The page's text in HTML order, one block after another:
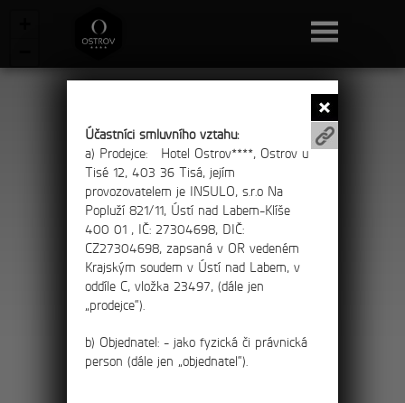
Get route
Účastníci smluvního vztahu:
a) Prodejce: Hotel Ostrov****, Ostrov u
Tisé 12, 403 36 Tisá, jejím
provozovatelem je INSULO, s.r.o Na
Popluží 821/11, Ústí nad Labem-Klíše
400 01 , IČ: 27304698, DIČ:
CZ27304698, zapsaná v OR vedeném
Krajským soudem v Ústí nad Labem, v
oddíle C, vložka 23497, (dále jen
„prodejce“).
b) Objednatel: - jako fyzická či právnická
person (dále jen „objednatel“).